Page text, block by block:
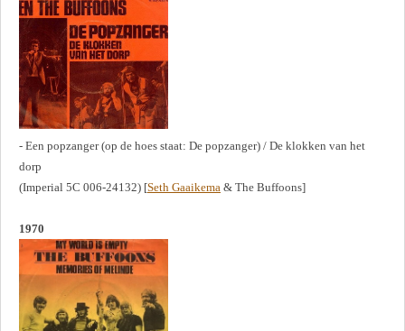
- Een popzanger (op de hoes staat: De popzanger) / De klokken van het
dorp
(Imperial 5C 006-24132) [Seth Gaaikema & The Buffoons]
1970